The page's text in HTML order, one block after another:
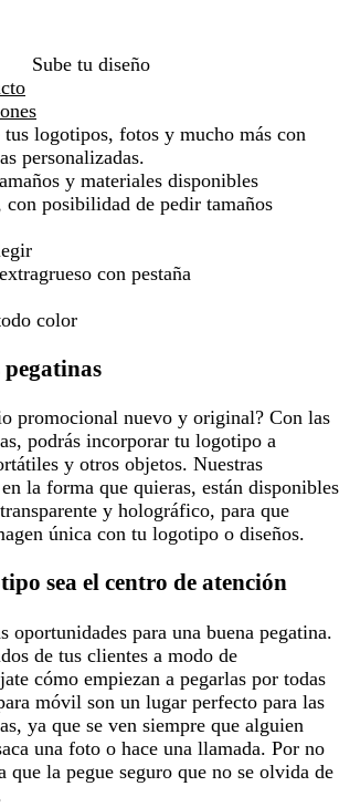
Sube tu diseño
logotipos, fotos y mucho más con
personalizadas.
y materiales disponibles
con posibilidad de pedir tamaños
con pestaña
color
promocional nuevo y original? Con las
podrás incorporar tu logotipo a
y otros objetos. Nuestras
la forma que quieras, están disponibles
y holográfico, para que
única con tu logotipo o diseños.
sea el centro de atención
oportunidades para una buena pegatina.
de tus clientes a modo de
cómo empiezan a pegarlas por todas
móvil son un lugar perfecto para las
ya que se ven siempre que alguien
una foto o hace una llamada. Por no
que la pegue seguro que no se olvida de